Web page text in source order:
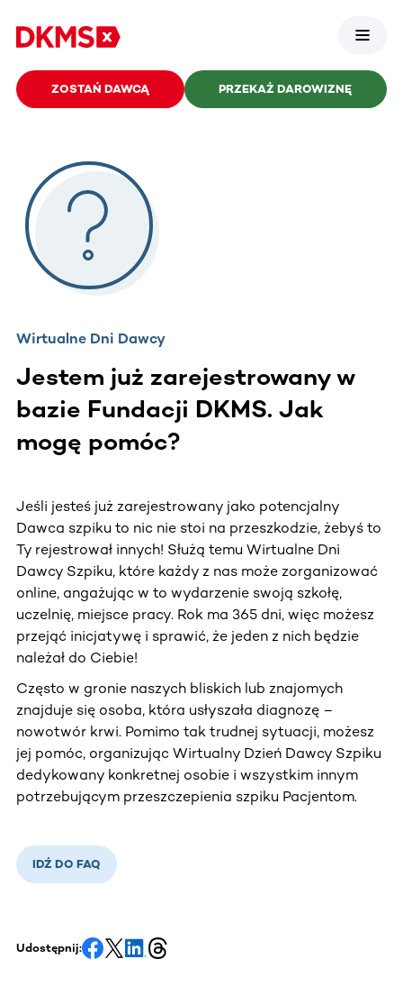
ZOSTAŃ DAWCĄ PRZEKAŻ DAROWIZNĘ
Wirtualne Dni Dawcy
Jestem już zarejestrowany w
bazie Fundacji DKMS. Jak
mogę pomóc?
Jeśli jesteś już zarejestrowany jako potencjalny
Dawca szpiku to nic nie stoi na przeszkodzie, żebyś to
Ty rejestrował innych! Służą temu Wirtualne Dni
Dawcy Szpiku, które każdy z nas może zorganizować
online, angażując w to wydarzenie swoją szkołę,
uczelnię, miejsce pracy. Rok ma 365 dni, więc możesz
przejąć inicjatywę i sprawić, że jeden z nich będzie
należał do Ciebie!
Często w gronie naszych bliskich lub znajomych
znajduje się osoba, która usłyszała diagnozę –
nowotwór krwi. Pomimo tak trudnej sytuacji, możesz
jej pomóc, organizując Wirtualny Dzień Dawcy Szpiku
dedykowany konkretnej osobie i wszystkim innym
potrzebującym przeszczepienia szpiku Pacjentom.
IDŹ DO FAQ
Udostępnij: